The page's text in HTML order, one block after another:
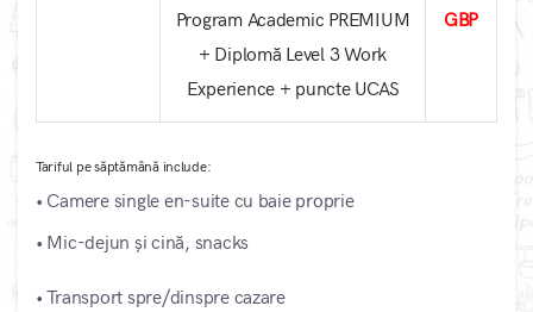
Program Academic PREMIUM
+ Diplomă Level 3 Work
Experience + puncte UCAS
GBP
Tariful pe săptămână include:
• Camere single en-suite cu baie proprie
• Mic-dejun și cină, snacks
• Transport spre/dinspre cazare